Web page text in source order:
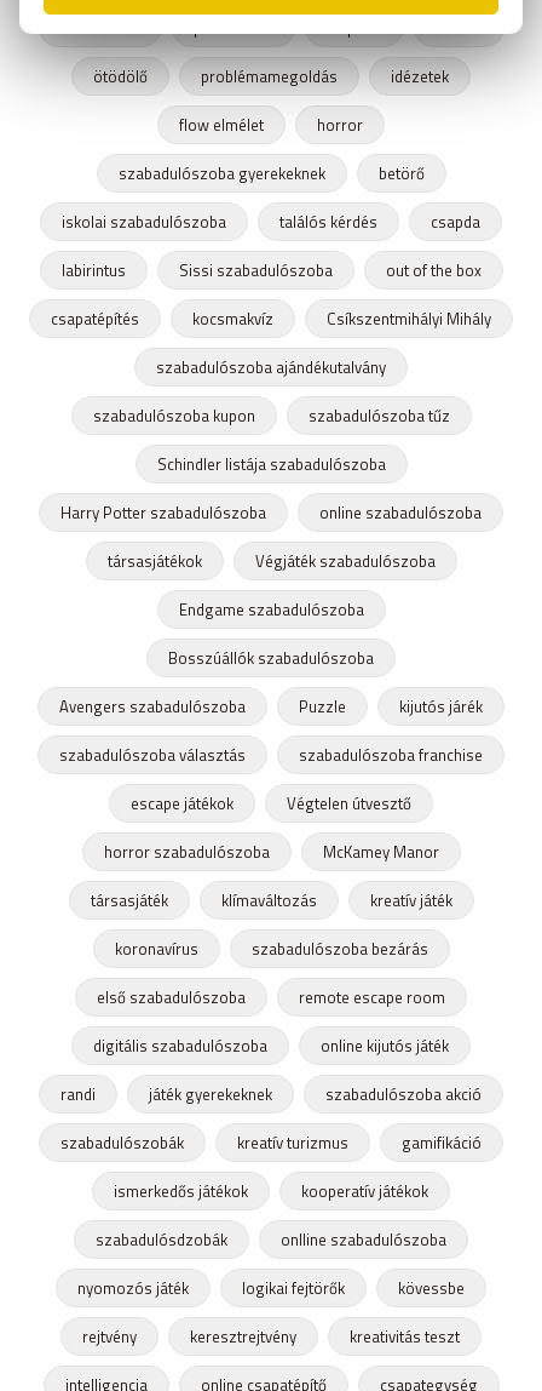
aknakereső
passziánsz torpedó
amőba
ötödölő
problémamegoldás
idézetek
flow elmélet
horror
szabadulószoba gyerekeknek
betörő
iskolai szabadulószoba
találós kérdés
csapda
labirintus
Sissi szabadulószoba
out of the box
csapatépítés
kocsmakvíz
Csíkszentmihályi Mihály
szabadulószoba ajándékutalvány
szabadulószoba kupon
szabadulószoba tűz
Schindler listája szabadulószoba
Harry Potter szabadulószoba
online szabadulószoba
társasjátékok
Végjáték szabadulószoba
Endgame szabadulószoba
Bosszúállók szabadulószoba
Avengers szabadulószoba
Puzzle
kijutós járék
szabadulószoba választás
szabadulószoba franchise
escape játékok
Végtelen útvesztő
horror szabadulószoba
McKamey Manor
társasjáték
klímaváltozás
kreatív játék
koronavírus
szabadulószoba bezárás
első szabadulószoba
remote escape room
digitális szabadulószoba
online kijutós játék
randi
játék gyerekeknek
szabadulószoba akció
szabadulószobák
kreatív turizmus
gamifikáció
ismerkedős játékok
kooperatív játékok
szabadulósdzobák
onlline szabadulószoba
nyomozós játék
logikai fejtörők
kövessbe
rejtvény
keresztrejtvény
kreativitás teszt
intelligencia
online csapatépítő csapategység